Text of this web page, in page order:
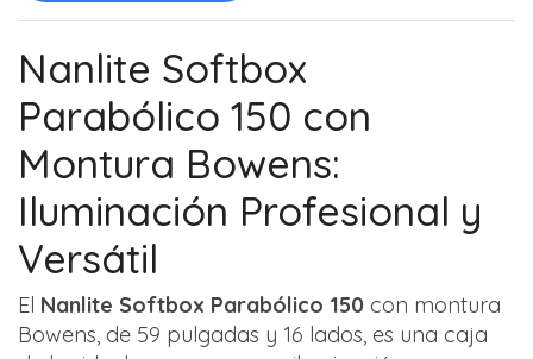
Nanlite Softbox
Parabólico 150 con
Montura Bowens:
Iluminación Profesional y
Versátil
El Nanlite Softbox Parabólico 150 con montura
Bowens, de 59 pulgadas y 16 lados, es una caja